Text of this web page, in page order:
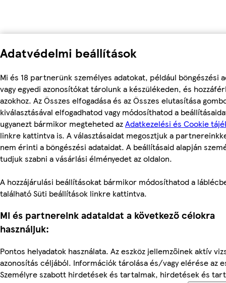
Adatvédelmi beállítások
Mi és 18 partnerünk személyes adatokat, például böngészési
vagy egyedi azonosítókat tárolunk a készülékeden, és
azokhoz. Az Összes elfogadása és az Összes elutasítása
kiválasztásával elfogadhatod vagy módosíthatod a
ugyanezt bármikor megteheted azAdatkezelési és Cookie
linkre kattintva is. A választásaidat megosztjuk a
nem érinti a böngészési adataidat. A beállításaid alapján
tudjuk szabni a vásárlási élményedet az oldalon.
A hozzájárulási beállításokat bármikor módosíthatod a
található Süti beállítások linkre kattintva.
Mi és partnereink adataidat a következő célokra
használjuk:
Pontos helyadatok használata. Az eszköz jellemzőinek aktív
azonosítás céljából. Információk tárolása és/vagy elérése az
Személyre szabott hirdetések és tartalmak, hirdetések és